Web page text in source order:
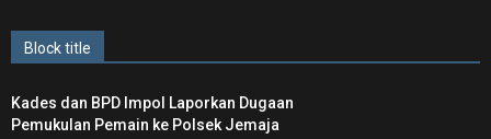
Block title
Kades dan BPD Impol Laporkan Dugaan
Pemukulan Pemain ke Polsek Jemaja